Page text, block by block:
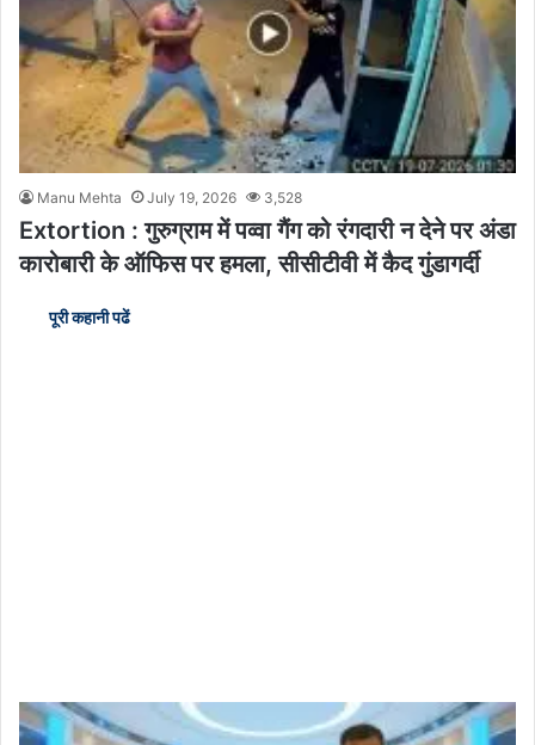
Manu Mehta July 19, 2026 3,528
Extortion : गुरुग्राम में पव्वा गैंग को रंगदारी न देने पर अंडा
कारोबारी के ऑफिस पर हमला, सीसीटीवी में कैद गुंडागर्दी
पूरी कहानी पढें